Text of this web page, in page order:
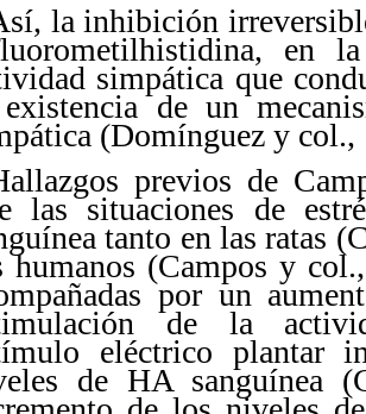
la inhibición
en
simpática que
de un
(Domínguez y
previos de
las situaciones de
tanto en las ratas
humanos (Campos y
por un
de la
eléctrico plantar
de HA sanguínea